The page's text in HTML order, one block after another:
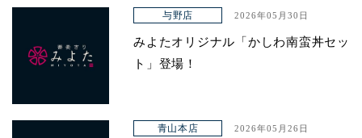
与野店 2026年05月30日
みよたオリジナル「かしわ南蛮丼セッ
ト」登場！
青山本店 2026年05月26日